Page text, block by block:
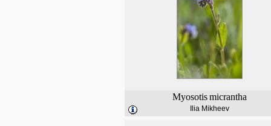
Myosotis micrantha
Ilia Mikheev